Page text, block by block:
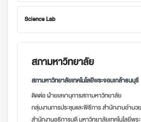
Science Lab
สภามหาวิทยาลัย
สภามหาวิทยาลัยเทคโนโลยีพระจอมเกล้าธนบุรี
ติดต่อ ฝ่ายเลขานุการสภามหาวิทยาลัย
กลุ่มงานการประชุมและพิธีการ สำนักงานอำนว
สำนักงานอธิการบดี มหาวิทยาลัยเทคโนโลยีพร